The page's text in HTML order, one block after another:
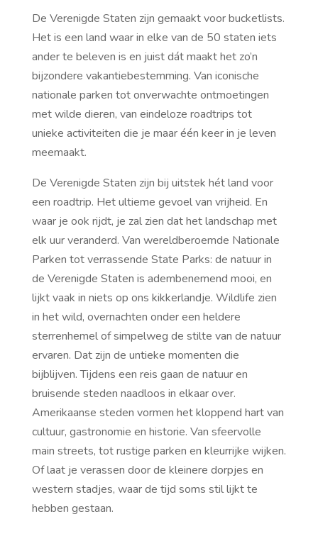
De Verenigde Staten zijn gemaakt voor bucketlists.
Het is een land waar in elke van de 50 staten iets
ander te beleven is en juist dát maakt het zo’n
bijzondere vakantiebestemming. Van iconische
nationale parken tot onverwachte ontmoetingen
met wilde dieren, van eindeloze roadtrips tot
unieke activiteiten die je maar één keer in je leven
meemaakt.
De Verenigde Staten zijn bij uitstek hét land voor
een roadtrip. Het ultieme gevoel van vrijheid. En
waar je ook rijdt, je zal zien dat het landschap met
elk uur veranderd. Van wereldberoemde Nationale
Parken tot verrassende State Parks: de natuur in
de Verenigde Staten is adembenemend mooi, en
lijkt vaak in niets op ons kikkerlandje. Wildlife zien
in het wild, overnachten onder een heldere
sterrenhemel of simpelweg de stilte van de natuur
ervaren. Dat zijn de untieke momenten die
bijblijven. Tijdens een reis gaan de natuur en
bruisende steden naadloos in elkaar over.
Amerikaanse steden vormen het kloppend hart van
cultuur, gastronomie en historie. Van sfeervolle
main streets, tot rustige parken en kleurrijke wijken.
Of laat je verassen door de kleinere dorpjes en
western stadjes, waar de tijd soms stil lijkt te
hebben gestaan.